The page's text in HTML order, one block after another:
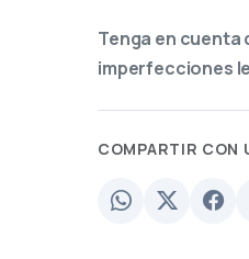
Tenga en cuenta
imperfecciones
COMPARTIR CON